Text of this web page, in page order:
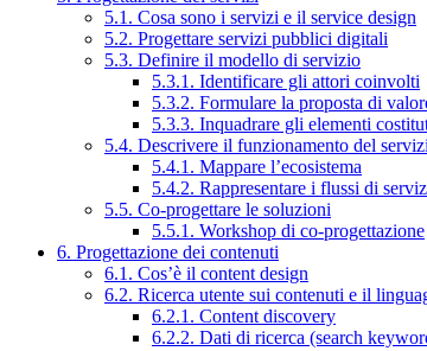
5.1. Cosa sono i servizi e il service design
5.2. Progettare servizi pubblici digitali
5.3. Definire il modello di servizio
5.3.1. Identificare gli attori coinvolti
5.3.2. Formulare la proposta di
5.3.3. Inquadrare gli elementi
5.4. Descrivere il funzionamento del
5.4.1. Mappare l’ecosistema
5.4.2. Rappresentare i flussi di
5.5. Co-progettare le soluzioni
5.5.1. Workshop di co-progettazione
6. Progettazione dei contenuti
6.1. Cos’è il content design
6.2. Ricerca utente sui contenuti e il
6.2.1. Content discovery
6.2.2. Dati di ricerca (search